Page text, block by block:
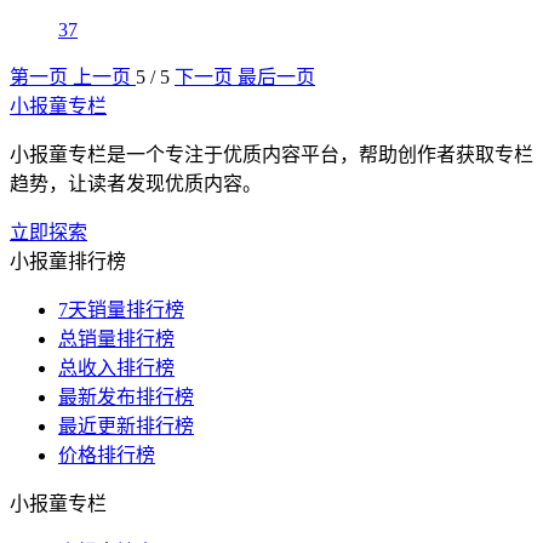
37
第一页 上一页 5 / 5 下一页 最后一页
小报童专栏
小报童专栏是一个专注于优质内容平台，帮助创作者获取专栏
趋势，让读者发现优质内容。
立即探索
小报童排行榜
7天销量排行榜
总销量排行榜
总收入排行榜
最新发布排行榜
最近更新排行榜
价格排行榜
小报童专栏